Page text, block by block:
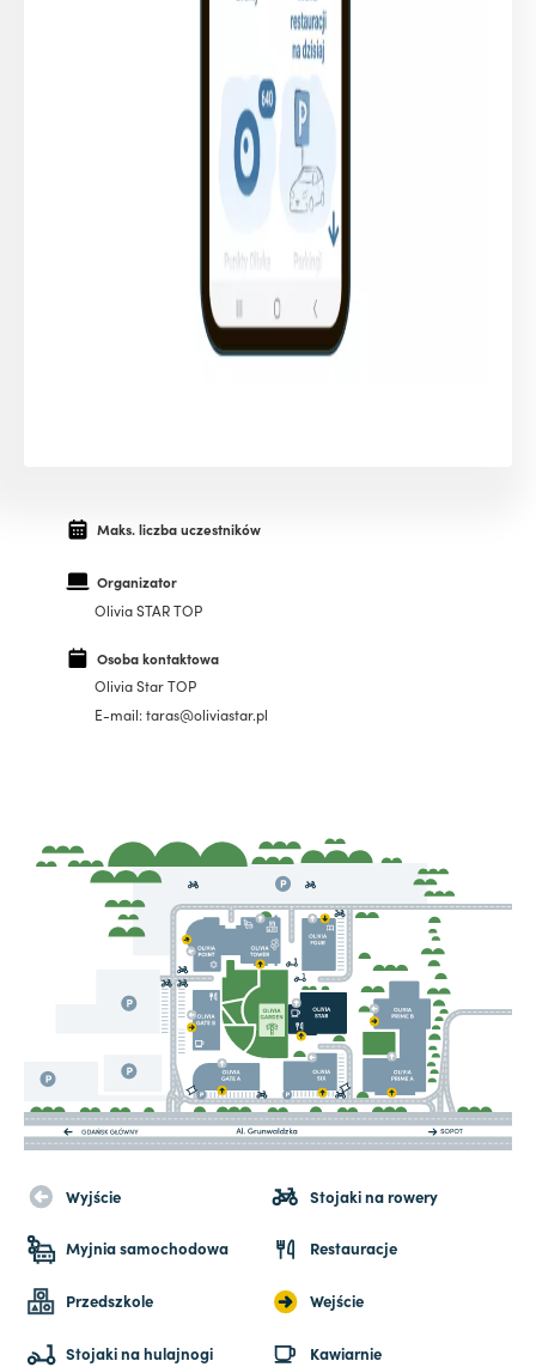
Maks. liczba uczestników
Organizator
Olivia STAR TOP
Osoba kontaktowa
Olivia Star TOP
E-mail: taras@oliviastar.pl
Wyjście Stojaki na rowery
Myjnia samochodowa Restauracje
Przedszkole Wejście
Stojaki na hulajnogi Kawiarnie